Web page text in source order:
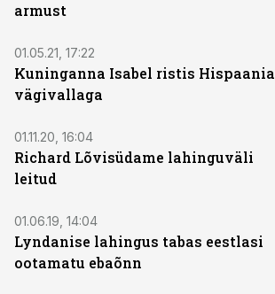
armust
01.05.21, 17:22
Kuninganna Isabel ristis Hispaania
vägivallaga
01.11.20, 16:04
Richard Lõvisüdame lahinguväli
leitud
01.06.19, 14:04
Lyndanise lahingus tabas eestlasi
ootamatu ebaõnn